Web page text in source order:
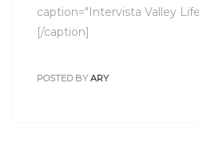
caption="Intervista Valley
[/caption]
POSTED BY ARY